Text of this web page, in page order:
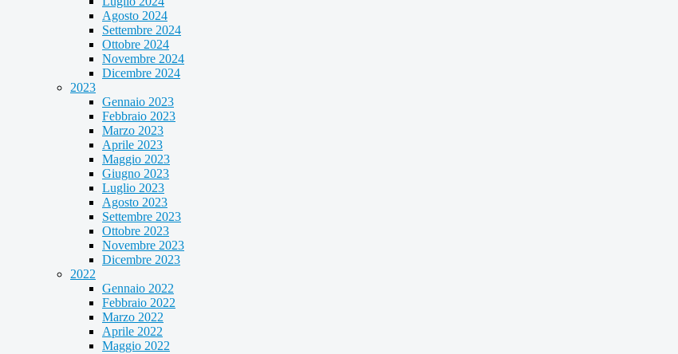
Agosto 2024
Settembre 2024
Ottobre 2024
Novembre 2024
Dicembre 2024
2023
Gennaio 2023
Febbraio 2023
Marzo 2023
Aprile 2023
Maggio 2023
Giugno 2023
Luglio 2023
Agosto 2023
Settembre 2023
Ottobre 2023
Novembre 2023
Dicembre 2023
2022
Gennaio 2022
Febbraio 2022
Marzo 2022
Aprile 2022
Maggio 2022